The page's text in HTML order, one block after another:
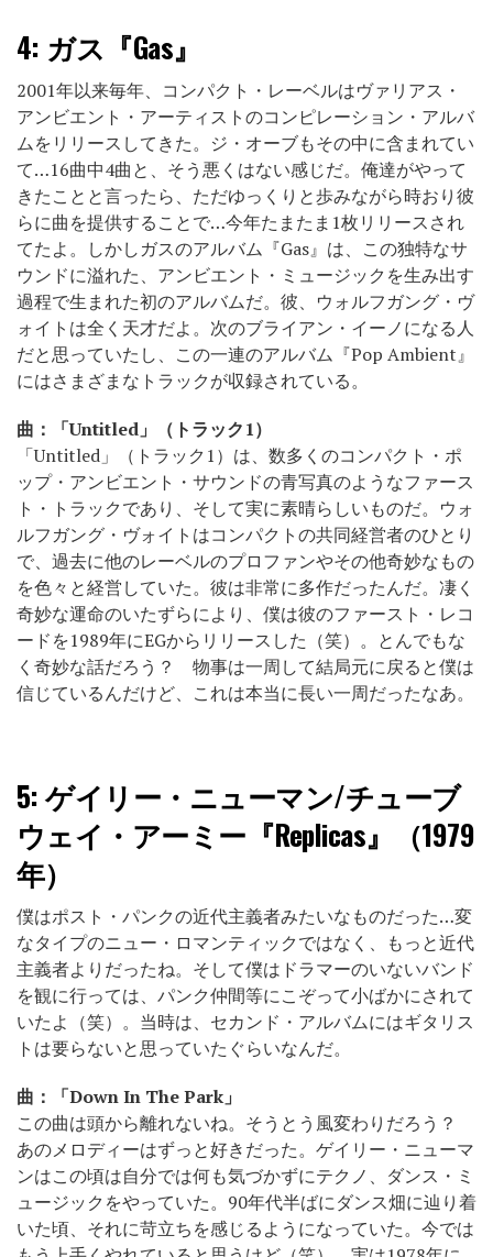
4: ガス『Gas』
2001年以来毎年、コンパクト・レーベルはヴァリアス・
アンビエント・アーティストのコンピレーション・アルバ
ムをリリースしてきた。ジ・オーブもその中に含まれてい
て…16曲中4曲と、そう悪くはない感じだ。俺達がやって
きたことと言ったら、ただゆっくりと歩みながら時おり彼
らに曲を提供することで…今年たまたま1枚リリースされ
てたよ。しかしガスのアルバム『Gas』は、この独特なサ
ウンドに溢れた、アンビエント・ミュージックを生み出す
過程で生まれた初のアルバムだ。彼、ウォルフガング・ヴ
ォイトは全く天才だよ。次のブライアン・イーノになる人
だと思っていたし、この一連のアルバム『Pop Ambient』
にはさまざまなトラックが収録されている。
曲：「Untitled」（トラック1）
「Untitled」（トラック1）は、数多くのコンパクト・ポ
ップ・アンビエント・サウンドの青写真のようなファース
ト・トラックであり、そして実に素晴らしいものだ。ウォ
ルフガング・ヴォイトはコンパクトの共同経営者のひとり
で、過去に他のレーベルのプロファンやその他奇妙なもの
を色々と経営していた。彼は非常に多作だったんだ。凄く
奇妙な運命のいたずらにより、僕は彼のファースト・レコ
ードを1989年にEGからリリースした（笑）。とんでもな
く奇妙な話だろう？ 物事は一周して結局元に戻ると僕は
信じているんだけど、これは本当に長い一周だったなあ。
5:ゲイリー・ニューマン/チューブ
ウェイ・アーミー『Replicas』（1979
年）
僕はポスト・パンクの近代主義者みたいなものだった…変
なタイプのニュー・ロマンティックではなく、もっと近代
主義者よりだったね。そして僕はドラマーのいないバンド
を観に行っては、パンク仲間等にこぞって小ばかにされて
いたよ（笑）。当時は、セカンド・アルバムにはギタリス
トは要らないと思っていたぐらいなんだ。
曲：「Down In The Park」
この曲は頭から離れないね。そうとう風変わりだろう？
あのメロディーはずっと好きだった。ゲイリー・ニューマ
ンはこの頃は自分では何も気づかずにテクノ、ダンス・ミ
ュージックをやっていた。90年代半ばにダンス畑に辿り着
いた頃、それに苛立ちを感じるようになっていた。今では